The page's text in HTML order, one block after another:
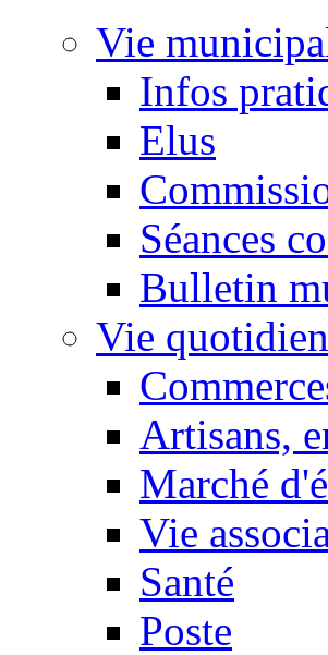
Vie
Infos
Elus
Séances
Bulletin
Vie
Artisans,
Marché
Vie
Santé
Poste